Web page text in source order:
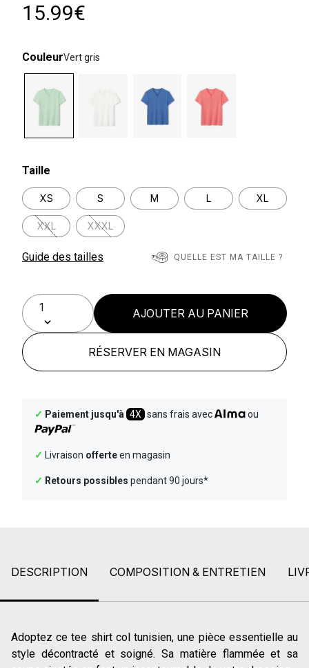
15.99€
CouleurVert gris
Taille
XS S M L XL
XXL XXXL
Guide des tailles QUELLE EST MA TAILLE ?
AJOUTER AU PANIER
RÉSERVER EN MAGASIN
✓ Paiement jusqu'à 4X sans frais avec ou
✓ Livraison offerteen magasin
✓ Retours possibles pendant 90 jours*
DESCRIPTION COMPOSITION & ENTRETIEN
Adoptez ce tee shirt col tunisien, une pièce essentielle au
style décontracté et soigné. Sa matière flammée et sa